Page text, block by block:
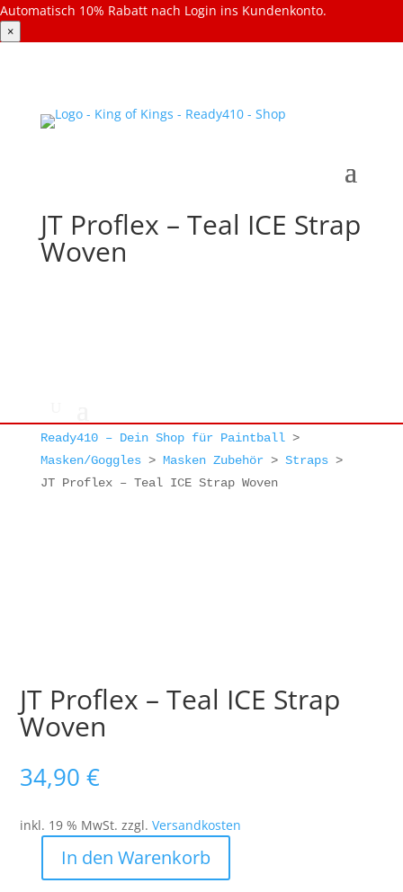
Automatisch 10% Rabatt nach Login ins Kundenkonto.
×
JT Proflex – Teal ICE Strap
Woven
Ready410 – Dein Shop für Paintball>
Masken/Goggles> Masken Zubehör> Straps>
JT Proflex – Teal ICE Strap Woven
JT Proflex – Teal ICE Strap
Woven
34,90€
inkl. 19 % MwSt. zzgl.Versandkosten
In den Warenkorb